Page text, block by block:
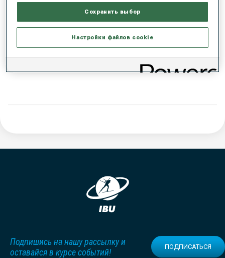
РЕЗУЛЬТАТЫ - ТЕНДЕНЦИЯ
ДАННЫХ НЕТ
Подпишись на нашу рассылку и
оставайся в курсе событий!
ПОДПИСАТЬСЯ
Сохранить выбор
Настройки файлов cookie